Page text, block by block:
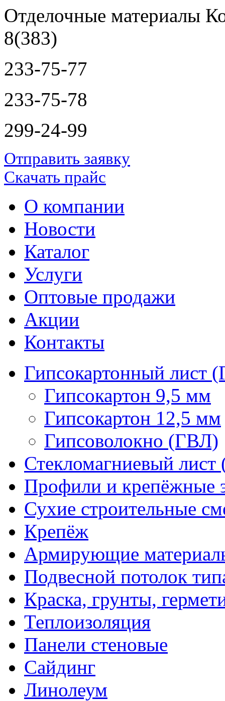
Отделочные материалы
8(383)
233-75-77
233-75-78
299-24-99
Отправить заявку
Скачать прайс
О компании
Новости
Каталог
Услуги
Оптовые продажи
Акции
Контакты
Гипсокартонный лист
Гипсокартон 9,5 мм
Гипсокартон 12,5 мм
Гипсоволокно (ГВЛ)
Стекломагниевый
Профили и
Сухие строительные
Крепёж
Армирующие
Подвесной потолок
Краска, грунты,
Теплоизоляция
Панели стеновые
Сайдинг
Линолеум